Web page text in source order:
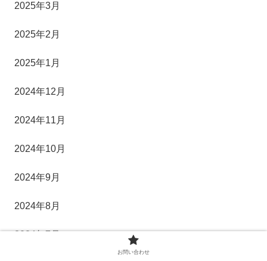
2025年3月
2025年2月
2025年1月
2024年12月
2024年11月
2024年10月
2024年9月
2024年8月
2024年7月
お問い合わせ